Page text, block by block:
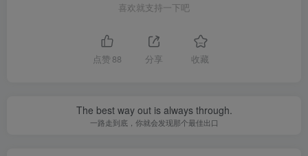
喜欢就支持一下吧
点赞 88 分享 收藏
The best way out is always through.
一路走到底，你就会发现那个最佳出口